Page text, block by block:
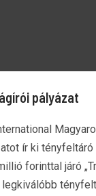
pályázat
ír ki tényfeltáró
forinttal járó